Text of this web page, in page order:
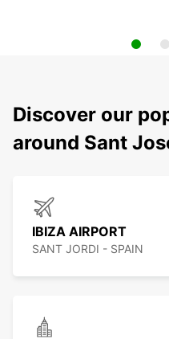
Discover our
around Sant
IBIZA AIRPORT
SANT JORDI - SPAIN